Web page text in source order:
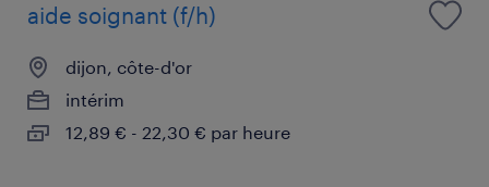
aide soignant (f/h)
dijon, côte-d'or
intérim
12,89 € - 22,30 € par heure